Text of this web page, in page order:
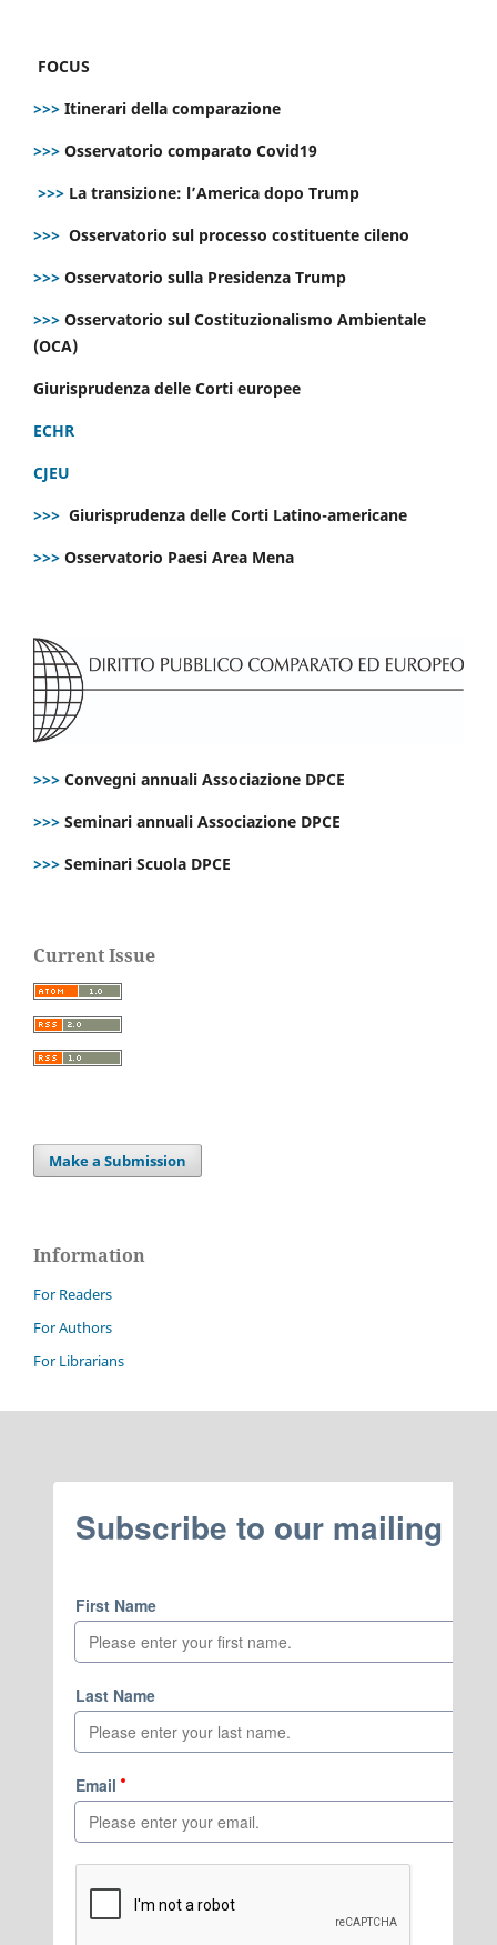
FOCUS
>>> Itinerari della comparazione
>>> Osservatorio comparato Covid19
>>> La transizione: l’America dopo Trump
>>> Osservatorio sul processo costituente cileno
>>> Osservatorio sulla Presidenza Trump
>>> Osservatorio sul Costituzionalismo Ambientale
(OCA)
Giurisprudenza delle Corti europee
ECHR
CJEU
>>> Giurisprudenza delle Corti Latino-americane
>>> Osservatorio Paesi Area Mena
>>> Convegni annuali Associazione DPCE
>>> Seminari annuali Associazione DPCE
>>> Seminari Scuola DPCE
Current Issue
Make a Submission
Information
For Readers
For Authors
For Librarians